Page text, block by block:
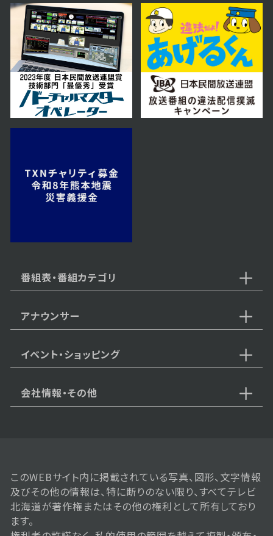
番組表・番組カテゴリ
アナウンサー
イベント・ショッピング
会社情報・その他
このWEBサイト内に掲載されている写真、図形、文字情報
及びその他の情報は、特に断りのない限り、すべてテレビ
北海道が著作権またはその他の権利として所有しており
ます。